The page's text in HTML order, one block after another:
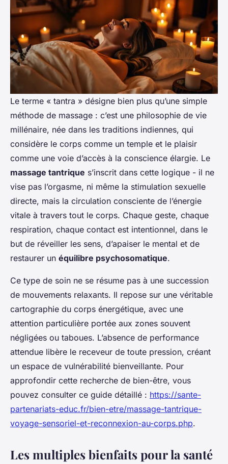
Le terme « tantra » désigne bien plus qu’une simple
méthode de massage : c’est une philosophie de vie
millénaire, née dans les traditions indiennes, qui
considère le corps comme un temple et le plaisir
comme une voie d’accès à la conscience élargie. Le
massage tantrique s’inscrit dans cette logique - il ne
vise pas l’orgasme, ni même la stimulation sexuelle
directe, mais la circulation consciente de l’énergie
vitale à travers tout le corps. Chaque geste, chaque
respiration, chaque contact est intentionnel, dans le
but de réveiller les sens, d’apaiser le mental et de
restaurer un équilibre psychosomatique.
Ce type de soin ne se résume pas à une succession
de mouvements relaxants. Il repose sur une véritable
cartographie du corps énergétique, avec une
attention particulière portée aux zones souvent
négligées ou taboues. L’absence de performance
attendue libère le receveur de toute pression, créant
un espace de vulnérabilité bienveillante. Pour
approfondir cette recherche de bien-être, vous
pouvez consulter ce guide détaillé : https://sante-
partenariats-educ.fr/bien-etre/massage-tantrique-
voyage-sensoriel-et-reconnexion-au-corps.php.
Les multiples bienfaits pour la santé